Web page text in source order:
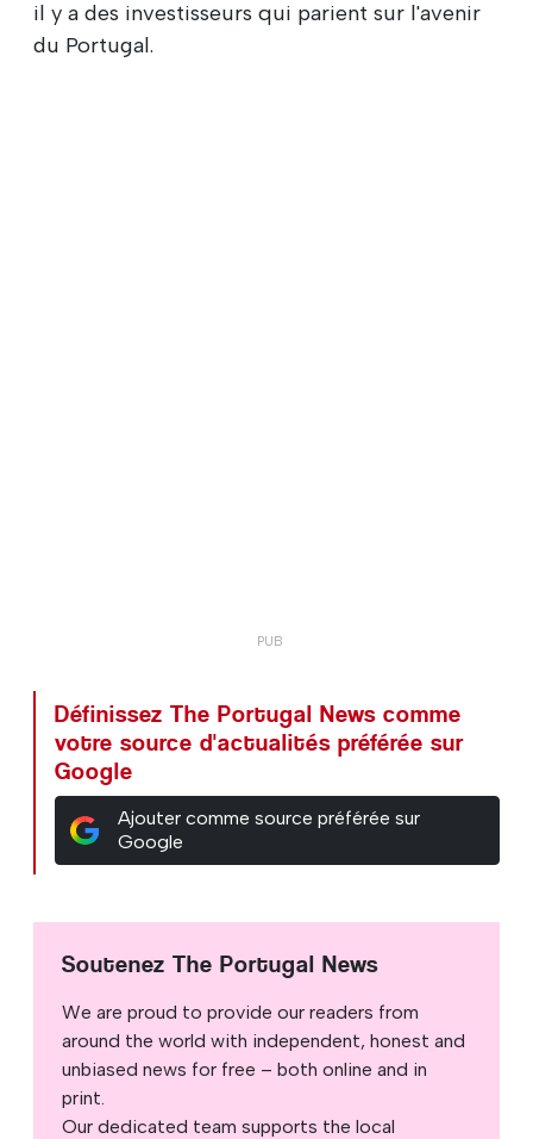
il y a des investisseurs qui parient sur l'avenir
du Portugal.
Définissez The Portugal News comme
votre source d'actualités préférée sur
Google
Ajouter comme source préférée sur
Google
Soutenez The Portugal News
We are proud to provide our readers from
around the world with independent, honest and
unbiased news for free – both online and in
print.
Our dedicated team supports the local